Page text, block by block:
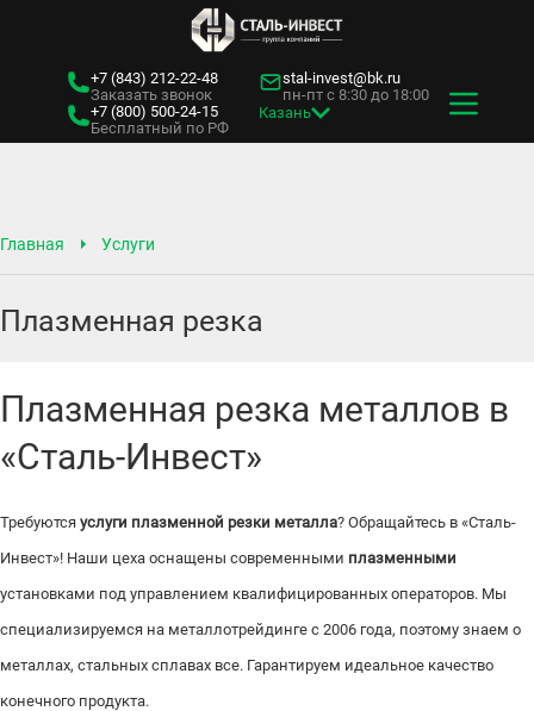
+7 (843) 212-22-48
Заказать звонок
+7 (800) 500-24-15
Бесплатный по РФ
stal-invest@bk.ru
пн-пт с 8:30 до 18:00
Казань
Главная Услуги
Плазменная резка
Плазменная резка металлов в
«Сталь-Инвест»
Требуются услуги плазменной резки металла? Обращайтесь в «Сталь-
Инвест»! Наши цеха оснащены современными плазменными
установками под управлением квалифицированных операторов. Мы
специализируемся на металлотрейдинге с 2006 года, поэтому знаем о
металлах, стальных сплавах все. Гарантируем идеальное качество
конечного продукта.